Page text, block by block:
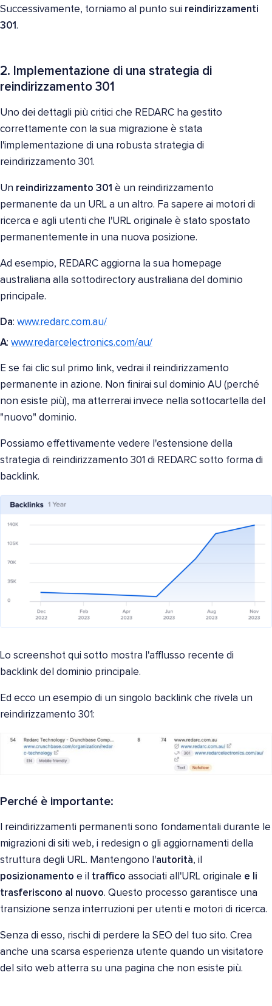
Successivamente, torniamo al punto sui reindirizzamenti
301.
2. Implementazione di una strategia di
reindirizzamento 301
Uno dei dettagli più critici che REDARC ha gestito
correttamente con la sua migrazione è stata
l'implementazione di una robusta strategia di
reindirizzamento 301.
Un reindirizzamento 301 è un reindirizzamento
permanente da un URL a un altro. Fa sapere ai motori di
ricerca e agli utenti che l'URL originale è stato spostato
permanentemente in una nuova posizione.
Ad esempio, REDARC aggiorna la sua homepage
australiana alla sottodirectory australiana del dominio
principale.
Da: www.redarc.com.au/
A: www.redarcelectronics.com/au/
E se fai clic sul primo link, vedrai il reindirizzamento
permanente in azione. Non finirai sul dominio AU (perché
non esiste più), ma atterrerai invece nella sottocartella del
"nuovo" dominio.
Possiamo effettivamente vedere l'estensione della
strategia di reindirizzamento 301 di REDARC sotto forma di
backlink.
Lo screenshot qui sotto mostra l'afflusso recente di
backlink del dominio principale.
Ed ecco un esempio di un singolo backlink che rivela un
reindirizzamento 301:
Perché è importante:
I reindirizzamenti permanenti sono fondamentali durante le
migrazioni di siti web, i redesign o gli aggiornamenti della
struttura degli URL. Mantengono l'autorità, il
posizionamento e il traffico associati all'URL originale e li
trasferiscono al nuovo. Questo processo garantisce una
transizione senza interruzioni per utenti e motori di ricerca.
Senza di esso, rischi di perdere la SEO del tuo sito. Crea
anche una scarsa esperienza utente quando un visitatore
del sito web atterra su una pagina che non esiste più.